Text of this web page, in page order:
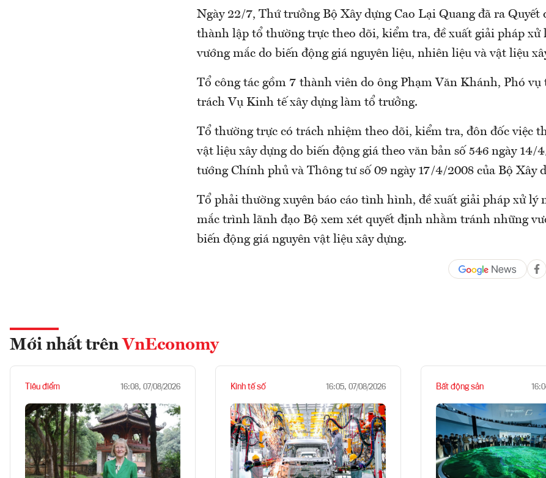
Ngày 22/7, Thứ trưởng Bộ Xây dựng Cao Lại Quang đã ra Quyết
thành lập tổ thường trực theo dõi, kiểm tra, đề xuất giải pháp xử
vướng mắc do biến động giá nguyên liệu, nhiên liệu và vật liệu
Tổ công tác gồm 7 thành viên do ông Phạm Văn Khánh, Phó vụ
trách Vụ Kinh tế xây dựng làm tổ trưởng.
Tổ thường trực có trách nhiệm theo dõi, kiểm tra, đôn đốc việc
vật liệu xây dựng do biến động giá theo văn bản số 546 ngày 14/
tướng Chính phủ và Thông tư số 09 ngày 17/4/2008 của Bộ Xây
Tổ phải thường xuyên báo cáo tình hình, đề xuất giải pháp xử lý
mắc trình lãnh đạo Bộ xem xét quyết định nhằm tránh những
biến động giá nguyên vật liệu xây dựng.
Mới nhất trên VnEconomy
Tiêu điểm 16:08, 07/08/2026 Kinh tế số 16:05, 07/08/2026 Bất động sản